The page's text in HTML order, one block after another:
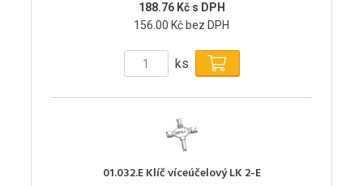
188.76 Kč s DPH
156.00 Kč bez DPH
ks
01.032.E Klíč víceúčelový LK 2-E